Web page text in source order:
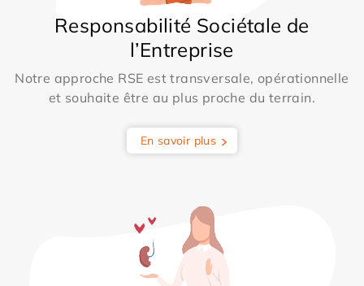
Responsabilité Sociétale de
l’Entreprise
Notre approche RSE est transversale, opérationnelle
et souhaite être au plus proche du terrain.
En savoir plus